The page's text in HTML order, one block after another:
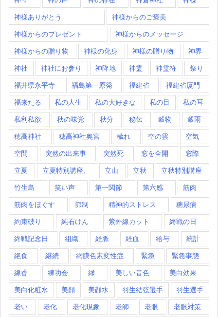
神様ありがとう 神様からのご褒美
神様からのプレゼント 神様からのメッセージ
神様からの贈り物 神様の化身 神様の贈り物 神界
神社 神社にお参り 神降地 神霊 神霊符 祭り
福井県永平寺 福島第一原発 福建省 福建省厦門
福来たる 私の人生 私の大好きな 私の目 私の耳
私利私欲 秋の味覚 秋分 秘伝 穀物 穀雨
穂高神社 穂高神社奥宮 穢れ 空の雲 空気
空間 突然の出来事 突然死 窓を全開 窓際
立夏 立夏特別講座、 立山 立秋 立秋特別講座
竹生島 笑い声 第一関節 第六感 筋肉
筋肉をほぐす 節制 精神的ストレス 糖尿病
約束破り 純石けん 紫外線カット 終戦の日
終戦記念日 組織 経脈 経血 給与 統計
絶食 継続 網膜色素変性症 緊急 緊急事態
線香 練功会 縁 美しい音色 美白効果
美白化粧水 美顔 美顔水 羽生結弦選手 羽生選手
老い 老化 老化現象 老師 老眼 老眼対策